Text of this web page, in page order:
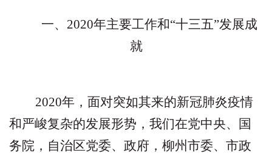
一、 2020年主要工作和“十三五”发展成
就
2020年，面对突如其来的新冠肺炎疫情
和严峻复杂的发展形势，我们在党中央、国
务院，自治区党委、政府，柳州市委、市政